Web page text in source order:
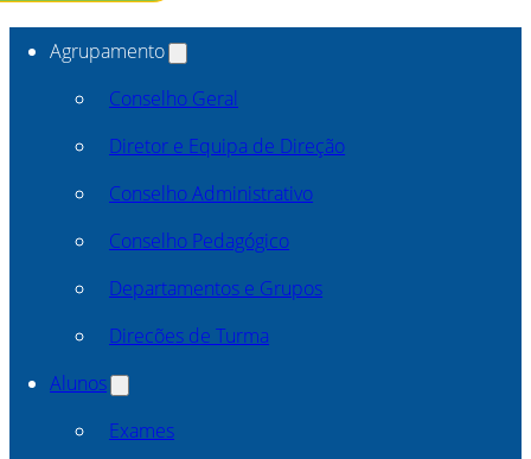
Agrupamento
Conselho Geral
Diretor e Equipa de Direção
Conselho Administrativo
Conselho Pedagógico
Departamentos e Grupos
Direcões de Turma
Alunos
Exames